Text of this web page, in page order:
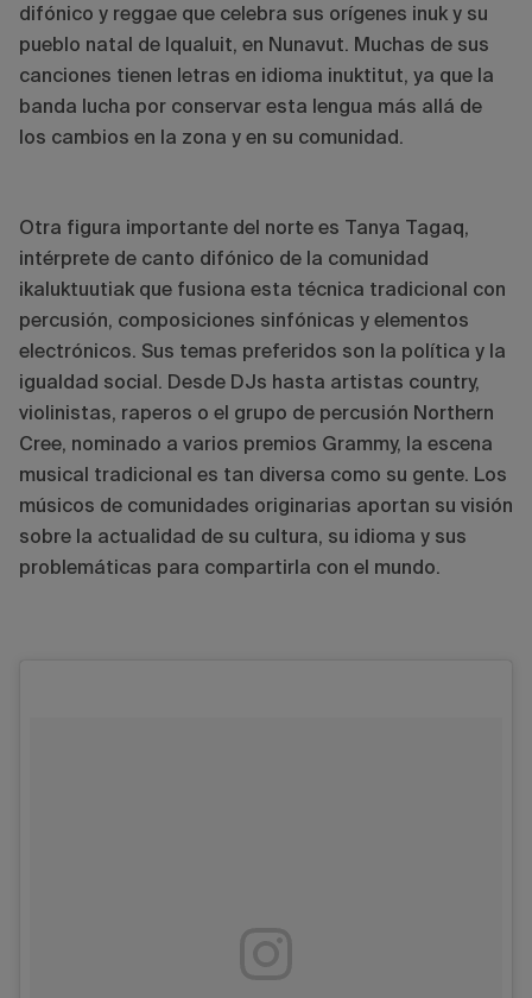
difónico y reggae que celebra sus orígenes inuk y su
pueblo natal de Iqualuit, en Nunavut. Muchas de sus
canciones tienen letras en idioma inuktitut, ya que la
banda lucha por conservar esta lengua más allá de
los cambios en la zona y en su comunidad.
Otra figura importante del norte es Tanya Tagaq,
intérprete de canto difónico de la comunidad
ikaluktuutiak que fusiona esta técnica tradicional con
percusión, composiciones sinfónicas y elementos
electrónicos. Sus temas preferidos son la política y la
igualdad social. Desde DJs hasta artistas country,
violinistas, raperos o el grupo de percusión Northern
Cree, nominado a varios premios Grammy, la escena
musical tradicional es tan diversa como su gente. Los
músicos de comunidades originarias aportan su visión
sobre la actualidad de su cultura, su idioma y sus
problemáticas para compartirla con el mundo.